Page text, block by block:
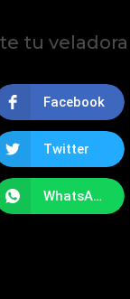
tu veladora
Facebook
Twitter
WhatsApp